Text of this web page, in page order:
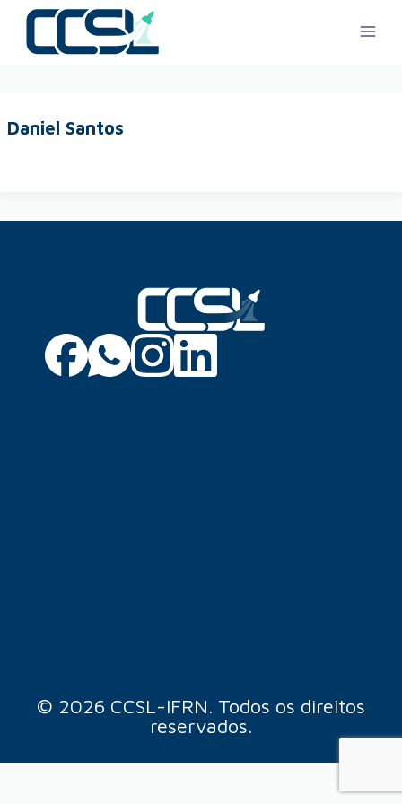
Daniel Santos
© 2026 CCSL-IFRN. Todos os direitos
reservados.